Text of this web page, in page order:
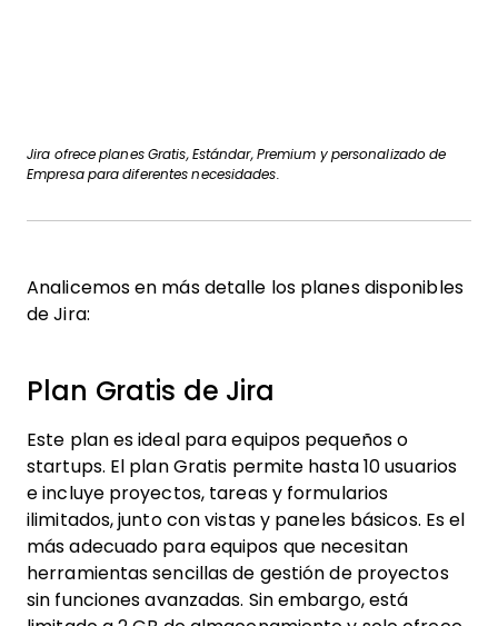
Jira ofrece planes Gratis, Estándar, Premium y personalizado de
Empresa para diferentes necesidades.
Analicemos en más detalle los planes disponibles
de Jira:
Plan Gratis de Jira
Este plan es ideal para equipos pequeños o
startups. El plan Gratis permite hasta 10 usuarios
e incluye proyectos, tareas y formularios
ilimitados, junto con vistas y paneles básicos. Es el
más adecuado para equipos que necesitan
herramientas sencillas de gestión de proyectos
sin funciones avanzadas. Sin embargo, está